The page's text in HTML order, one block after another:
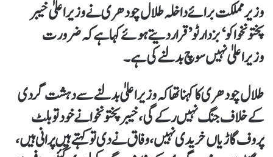
وزیر مملکت برائے داخلہ طلال چودھری نے وزیراعلیٰ خیبر
پختونخوا کو ‘بزدار ٹو’قرار دیتے ہوئے کہا ہےکہ ضرورت
وزیراعلیٰ نہیں سوچ بدلنےکی ہے۔
طلال چودھری کا کہنا تھا کہ وزیراعلیٰ بدلنے سے دہشت گردی
کے خلاف جنگ نہیں رکےگی، خیبر پختونخوا نے خود تو بلٹ
پروف گاڑیاں خریدی نہیں، وفاق نے دی تو کہتے ہیں پرانی ہیں،